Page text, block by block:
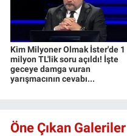
Kim Milyoner Olmak İster'de 1
milyon TL'lik soru açıldı! İşte
geceye damga vuran
yarışmacının cevabı...
Öne Çıkan Galeriler